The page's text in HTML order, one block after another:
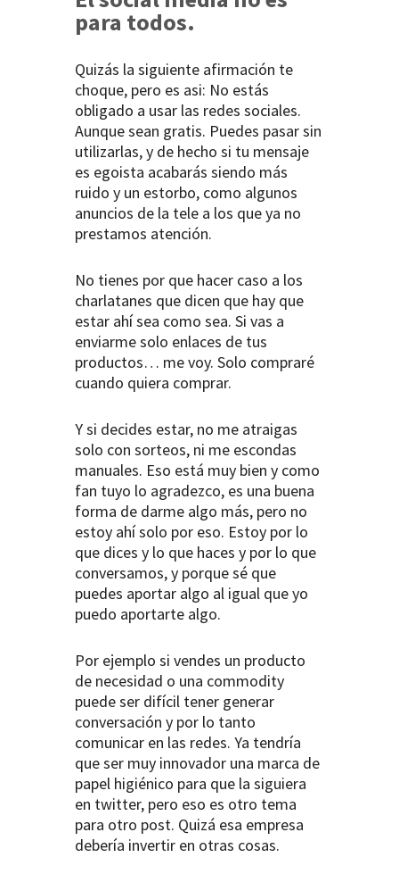
para todos.
Quizás la siguiente afirmación te
choque, pero es asi: No estás
obligado a usar las redes sociales.
Aunque sean gratis. Puedes pasar sin
utilizarlas, y de hecho si tu mensaje
es egoista acabarás siendo más
ruido y un estorbo, como algunos
anuncios de la tele a los que ya no
prestamos atención.
No tienes por que hacer caso a los
charlatanes que dicen que hay que
estar ahí sea como sea. Si vas a
enviarme solo enlaces de tus
productos… me voy. Solo compraré
cuando quiera comprar.
Y si decides estar, no me atraigas
solo con sorteos, ni me escondas
manuales. Eso está muy bien y como
fan tuyo lo agradezco, es una buena
forma de darme algo más, pero no
estoy ahí solo por eso. Estoy por lo
que dices y lo que haces y por lo que
conversamos, y porque sé que
puedes aportar algo al igual que yo
puedo aportarte algo.
Por ejemplo si vendes un producto
de necesidad o una commodity
puede ser difícil tener generar
conversación y por lo tanto
comunicar en las redes. Ya tendría
que ser muy innovador una marca de
papel higiénico para que la siguiera
en twitter, pero eso es otro tema
para otro post. Quizá esa empresa
debería invertir en otras cosas.